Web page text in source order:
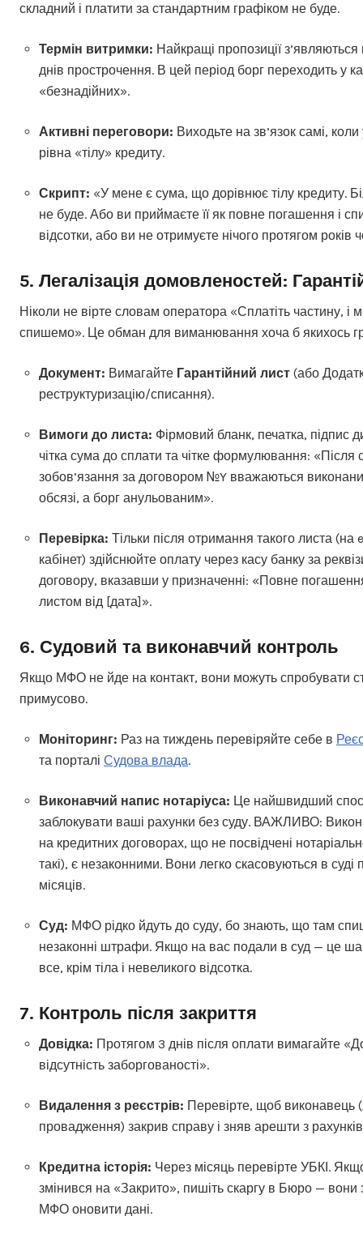
складний і платити за стандартним графіком не буде.
Термін витримки: Найкращі пропозиції
днів прострочення. В цей період борг переходить у
«безнадійних».
Активні переговори: Виходьте на зв’язок самі,
рівна «тілу» кредиту.
Скрипт: «У мене є сума, що дорівнює тілу кредиту.
не буде. Або ви приймаєте її як повне погашення і
відсотки, або ви не отримуєте нічого протягом років
5. Легалізація домовленостей:
Ніколи не вірте словам оператора «Сплатіть частину, і
спишемо». Це обман для виманювання хоча б якихось
Документ: Вимагайте Гарантійний лист (або
реструктуризацію/списання).
Вимоги до листа: Фірмовий бланк, печатка, підпис
чітка сума до сплати та чітке формулювання: «Після
зобов’язання за договором №Y вважаються
обсязі, а борг анульованим».
Перевірка: Тільки після отримання такого листа
кабінет) здійснюйте оплату через касу банку за
договору, вказавши у призначенні: «Повне погашення
листом від [дата]».
6. Судовий та виконавчий контроль
Якщо МФО не йде на контакт, вони можуть спробувати
примусово.
Моніторинг: Раз на тиждень перевіряйте себе в
та порталі Судова влада.
Виконавчий напис нотаріуса: Це найшвидший
заблокувати ваші рахунки без суду. ВАЖЛИВО:
на кредитних договорах, що не посвідчені
такі), є незаконними. Вони легко скасовуються в суді
місяців.
Суд: МФО рідко йдуть до суду, бо знають, що там
незаконні штрафи. Якщо на вас подали в суд — це
все, крім тіла і невеликого відсотка.
7. Контроль після закриття
Довідка: Протягом 3 днів після оплати вимагайте
відсутність заборгованості».
Видалення з реєстрів: Перевірте, щоб виконавець
провадження) закрив справу і зняв арешти з
Кредитна історія: Через місяць перевірте УБКІ.
змінився на «Закрито», пишіть скаргу в Бюро — вони
МФО оновити дані.